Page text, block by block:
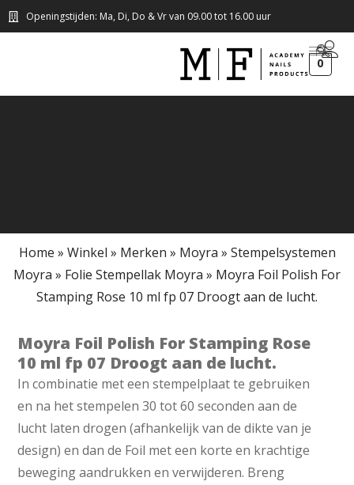
Openingstijden: Ma, Di, Do & Vr van 09.00 tot 16.00 uur
0
Home » Winkel » Merken » Moyra » Stempelsystemen
Moyra » Folie Stempellak Moyra » Moyra Foil Polish For
Stamping Rose 10 ml fp 07 Droogt aan de lucht.
Moyra Foil Polish For Stamping Rose
10 ml fp 07 Droogt aan de lucht.
In combinatie met een stempelplaat te gebruiken
en na het stempelen 30 tot 60 seconden aan de
lucht laten drogen (afhankelijk van de dikte van je
design) en dan de Foil met een korte en krachtige
beweging aandrukken en verwijderen. Breng